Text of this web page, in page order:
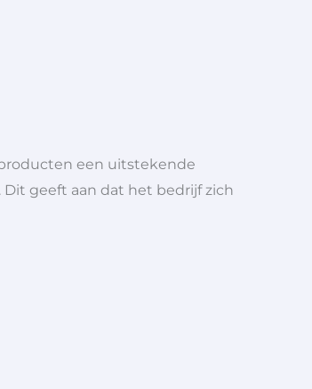
een uitstekende
Dit geeft aan dat het bedrijf zich